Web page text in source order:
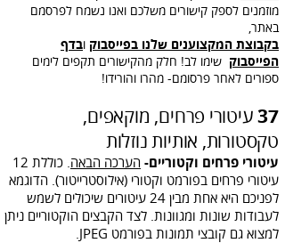
מוזמנים לספק קישורים משלכם ואנו נשמח לפרסמם
באתר,
בקבוצת המקצוענים שלנו בפייסבוק ובדף
הפייסבוק שימו לב! חלק מהקישורים תקפים לימים
ספורים לאחר פרסומם- מהרו והורידו!
37עיטורי פרחים, מוקאפים,
טקסטורות, אותיות נוזלות
עיטורי פרחים וקטוריים- הערכה הבאה
. כוללת 12
עיטורי פרחים בפורמט וקטורי (אילוסטרייטור). הדוגמא
לפניכם היא אחת מבין 24 עיטורים שיכולים לשמש
לעבודות שונות ומגוונות. לצד הקבצים הוקטוריים ניתן
למצוא גם קובצי תמונות בפורמט JPEG.